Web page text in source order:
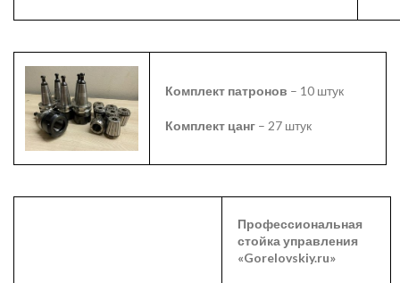
Комплект патронов – 10 штук
Комплект цанг – 27 штук
Профессиональная
стойка управления
«Gorelovskiy.ru»